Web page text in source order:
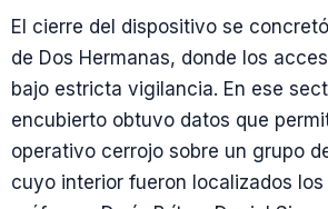
El cierre del dispositivo se
de Dos Hermanas, donde los
bajo estricta vigilancia. En ese
encubierto obtuvo datos que
operativo cerrojo sobre un grupo
cuyo interior fueron localizados